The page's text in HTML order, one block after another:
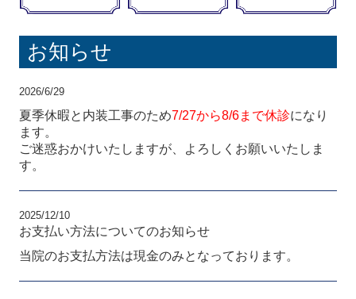
お知らせ
2026/6/29
夏季休暇と内装工事のため7/27から8/6まで休診になり
ます。
ご迷惑おかけいたしますが、よろしくお願いいたしま
す。
2025/12/10
お支払い方法についてのお知らせ
当院のお支払方法は現金のみとなっております。